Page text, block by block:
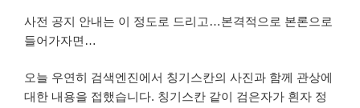
사전 공지 안내는 이 정도로 드리고…본격적으로 본론으로
들어가자면…
오늘 우연히 검색엔진에서 칭기스칸의 사진과 함께 관상에
대한 내용을 접했습니다. 칭기스칸 같이 검은자가 흰자 정